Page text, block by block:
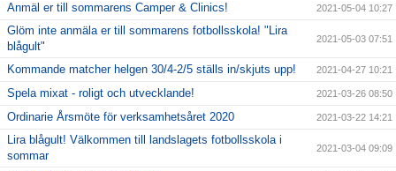
Anmäl er till sommarens Camper & Clinics! 2021-05-04 10:27
Glöm inte anmäla er till sommarens fotbollsskola! "Lira
blågult"
2021-05-03 07:51
Kommande matcher helgen 30/4-2/5 ställs in/skjuts upp! 2021-04-27 10:21
Spela mixat - roligt och utvecklande! 2021-03-26 08:50
Ordinarie Årsmöte för verksamhetsåret 2020 2021-03-22 14:21
Lira blågult! Välkommen till landslagets fotbollsskola i
sommar
2021-03-04 09:09